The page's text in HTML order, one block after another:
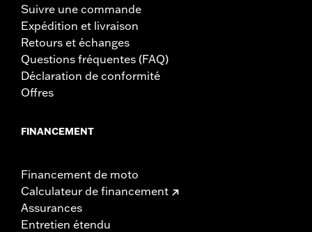
Suivre une commande
Expédition et livraison
Retours et échanges
Questions fréquentes (FAQ)
Déclaration de conformité
Offres
FINANCEMENT
Financement de moto
Calculateur de financement
Assurances
Entretien étendu